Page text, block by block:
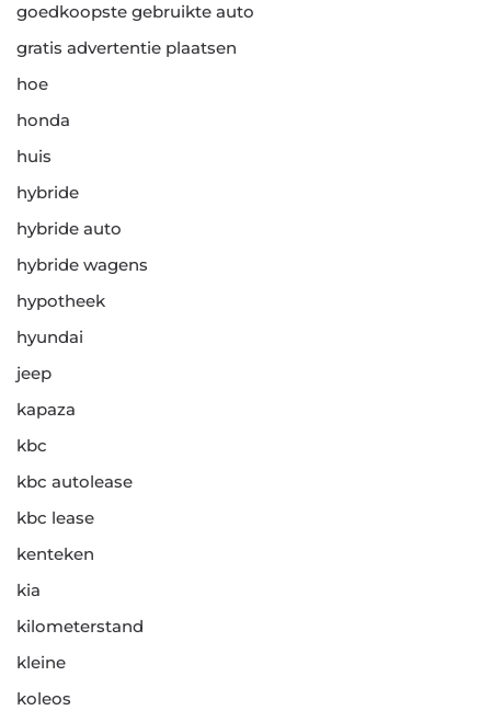
goedkoopste gebruikte auto
gratis advertentie plaatsen
hoe
honda
huis
hybride
hybride auto
hybride wagens
hypotheek
hyundai
jeep
kapaza
kbc
kbc autolease
kbc lease
kenteken
kia
kilometerstand
kleine
koleos